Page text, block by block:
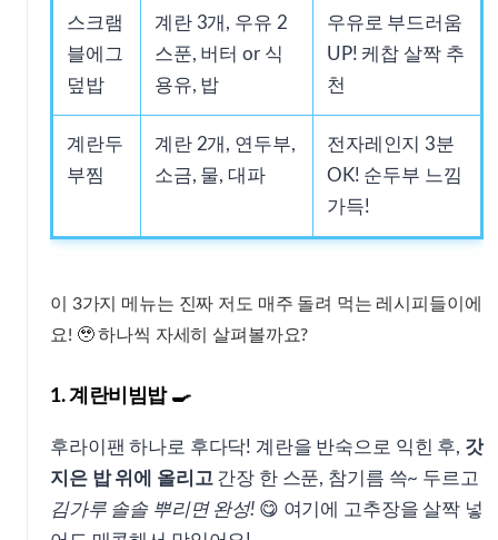
스크램
블에그
덮밥
계란 3개, 우유 2
스푼, 버터 or 식
용유, 밥
우유로 부드러움
UP! 케찹 살짝 추
천
계란두
부찜
계란 2개, 연두부,
소금, 물, 대파
전자레인지 3분
OK! 순두부 느낌
가득!
이 3가지 메뉴는 진짜 저도 매주 돌려 먹는 레시피들이에
요! 🥹 하나씩 자세히 살펴볼까요?
1. 계란비빔밥 🍳
후라이팬 하나로 후다닥! 계란을 반숙으로 익힌 후, 갓
지은 밥 위에 올리고 간장 한 스푼, 참기름 쓱~ 두르고
김가루 솔솔 뿌리면 완성! 😋 여기에 고추장을 살짝 넣